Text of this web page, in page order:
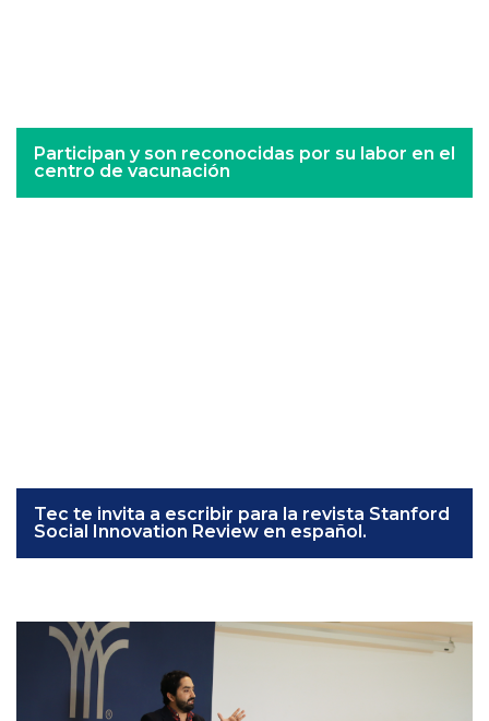
Participan y son reconocidas por su labor en el
centro de vacunación
Tec te invita a escribir para la revista Stanford
Social Innovation Review en español.